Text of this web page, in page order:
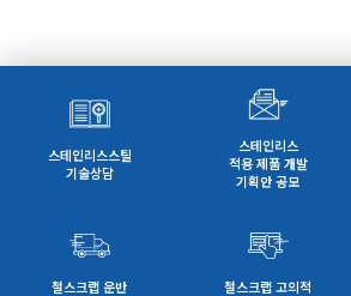
스테인리스스틸
기술상담
스테인리스
적용 제품 개발
기획안 공모
철스크랩 운반
철스크랩 고의적